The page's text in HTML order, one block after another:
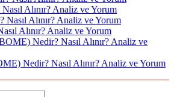
Alınır? Analiz ve Yorum
Alınır? Analiz ve Yorum
Nedir? Nasıl Alınır? Analiz ve Yorum